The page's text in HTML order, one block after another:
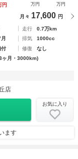
円 万円 万円
月々 17,600 円
走行
0.7万km
排気
1000cc
付 修復
なし
ヶ月・3000km)
店
お気に入り
ます